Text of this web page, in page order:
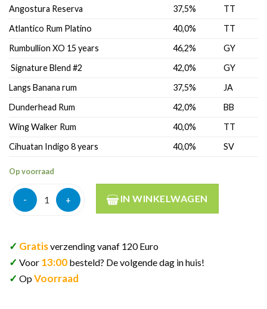
Angostura Reserva
37,5%
TT
Atlantico Rum Platino
40,0%
TT
Rumbullion XO 15 years
46,2%
GY
Signature Blend #2
42,0%
GY
Langs Banana rum
37,5%
JA
Dunderhead Rum
42,0%
BB
Wing Walker Rum
40,0%
TT
Cihuatan Indigo 8 years
40,0% SV
Op voorraad
Rum adventskalender drinks by the dram 12 days 41,9% 36cl
IN WINKELWAGEN
✓ Gratisverzending vanaf 120 Euro
✓ Voor 13:00 besteld? De volgende dag in huis!
✓ OpVoorraad